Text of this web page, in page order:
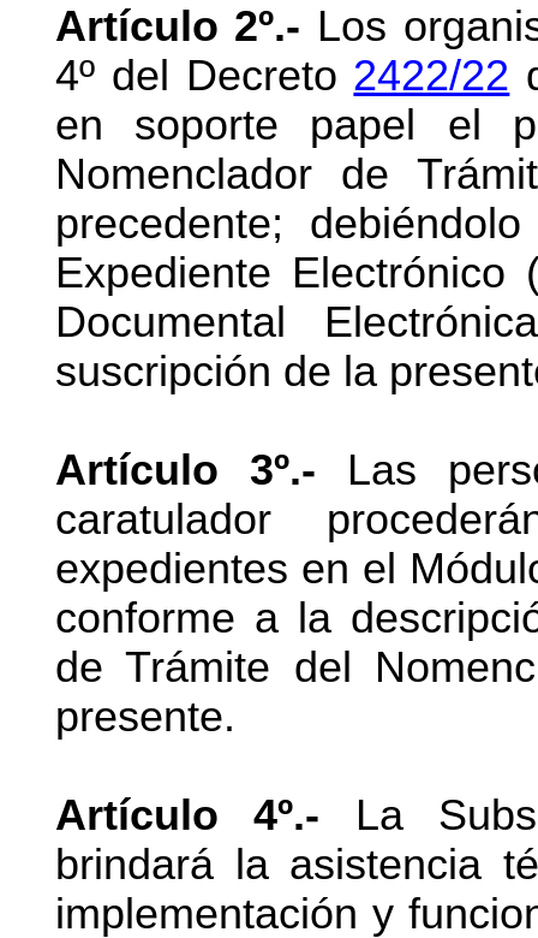
Artículo 2º.- Los
4º del Decreto 2422/22
en soporte papel el
Nomenclador de
precedente;
Expediente
Documental
suscripción de la
Artículo 3º.- Las
caratulador
expedientes en el
conforme a la
de Trámite del
presente.
Artículo 4º.- La
brindará la asistencia
implementación y